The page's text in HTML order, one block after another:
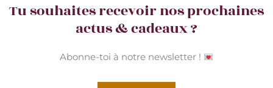
Tu souhaites recevoir nos prochaines
actus & cadeaux ?
Abonne-toi à notre newsletter !